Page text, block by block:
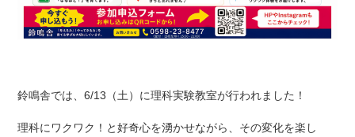
鈴鳴舎では、6/13（土）に理科実験教室が行われました！
理科にワクワク！と好奇心を湧かせながら、その変化を楽し